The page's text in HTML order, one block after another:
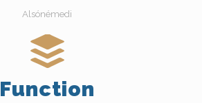
Alsónémedi
Function